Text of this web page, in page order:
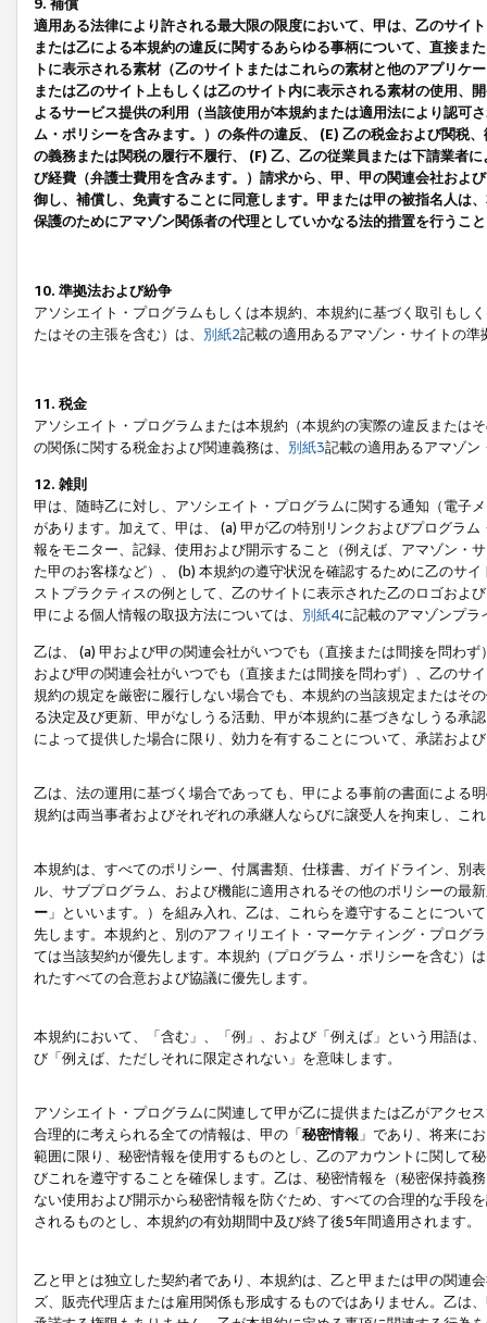
9. 補償
適用ある法律により許される最大限の限度において、甲は、乙のサイ
または乙による本規約の違反に関するあらゆる事柄について、直接ま
トに表示される素材（乙のサイトまたはこれらの素材と他のアプリ
または乙のサイト上もしくは乙のサイト内に表示される素材の使用、
よるサービス提供の利用（当該使用が本規約または適用法により認可
ム・ポリシーを含みます。）の条件の違反、 (E) 乙の税金および関税
の義務または関税の履行不履行、 (F) 乙、乙の従業員または下請業者
び経費（弁護士費用を含みます。）請求から、甲、甲の関連会社およ
御し、補償し、免責することに同意します。甲または甲の被指名人は
保護のためにアマゾン関係者の代理としていかなる法的措置を行うこ
10. 準拠法および紛争
アソシエイト・プログラムもしくは本規約、本規約に基づく取引もし
たはその主張を含む）は、 別紙2記載の適用あるアマゾン・サイトの
11. 税金
アソシエイト・プログラムまたは本規約（本規約の実際の違反または
の関係に関する税金および関連義務は、 別紙3記載の適用あるアマゾン
12. 雑則
甲は、随時乙に対し、アソシエイト・プログラムに関する通知（電子
があります。加えて、甲は、 (a) 甲が乙の特別リンクおよびプログラ
報をモニター、記録、使用および開示すること（例えば、アマゾン・
た甲のお客様など）、 (b) 本規約の遵守状況を確認するために乙のサ
ストプラクティスの例として、乙のサイトに表示された乙のロゴおよ
甲による個人情報の取扱方法については、 別紙4に記載のアマゾンプ
乙は、 (a) 甲および甲の関連会社がいつでも（直接または間接を問わ
および甲の関連会社がいつでも（直接または間接を問わず）、乙のサ
規約の規定を厳密に履行しない場合でも、本規約の当該規定またはそ
る決定及び更新、甲がなしうる活動、甲が本規約に基づきなしうる承
によって提供した場合に限り、効力を有することについて、承諾およ
乙は、法の運用に基づく場合であっても、甲による事前の書面による
規約は両当事者およびそれぞれの承継人ならびに譲受人を拘束し、こ
本規約は、すべてのポリシー、付属書類、仕様書、ガイドライン、別
ル、サブプログラム、および機能に適用されるその他のポリシーの最
ー 」といいます。）を組み入れ、乙は、これらを遵守することにつ
先します。本規約と、別のアフィリエイト・マーケティング・プログ
ては当該契約が優先します。本規約（プログラム・ポリシーを含む）
れたすべての合意および協議に優先します。
本規約において、「含む」、「例」、および「例えば」という用語は
び「例えば、ただしそれに限定されない」を意味します。
アソシエイト・プログラムに関連して甲が乙に提供または乙がアクセ
合理的に考えられる全ての情報は、甲の「秘密情報 」であり、将来に
範囲に限り、秘密情報を使用するものとし、乙のアカウントに関して
びこれを遵守することを確保します。乙は、秘密情報を（秘密保持義
ない使用および開示から秘密情報を防ぐため、すべての合理的な手段
されるものとし、本規約の有効期間中及び終了後5年間適用されます。
乙と甲とは独立した契約者であり、本規約は、乙と甲または甲の関連
ズ、販売代理店または雇用関係も形成するものではありません。乙は